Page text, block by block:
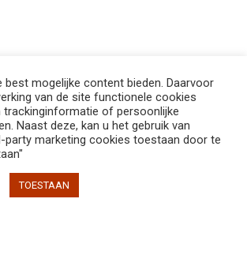
Taurom
best mogelijke content bieden. Daarvoor
van de site functionele cookies
trackinginformatie of persoonlijke
Naast deze, kan u het gebruik van
party marketing cookies toestaan door te
TOESTAAN